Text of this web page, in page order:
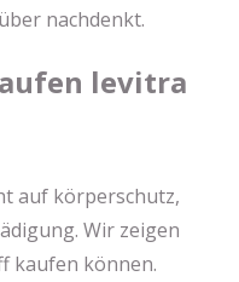
nachdenkt.
levitra
auf körperschutz,
Wir zeigen
kaufen können.